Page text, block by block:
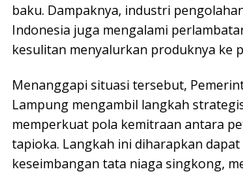
baku. Dampaknya, industri
Indonesia juga mengalami
kesulitan menyalurkan produknya ke
Menanggapi situasi tersebut,
Lampung mengambil langkah
memperkuat pola kemitraan antara
tapioka. Langkah ini diharapkan dapat
keseimbangan tata niaga singkong,